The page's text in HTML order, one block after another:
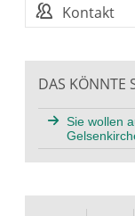
Kontakt
DAS KÖNNTE
Sie wollen